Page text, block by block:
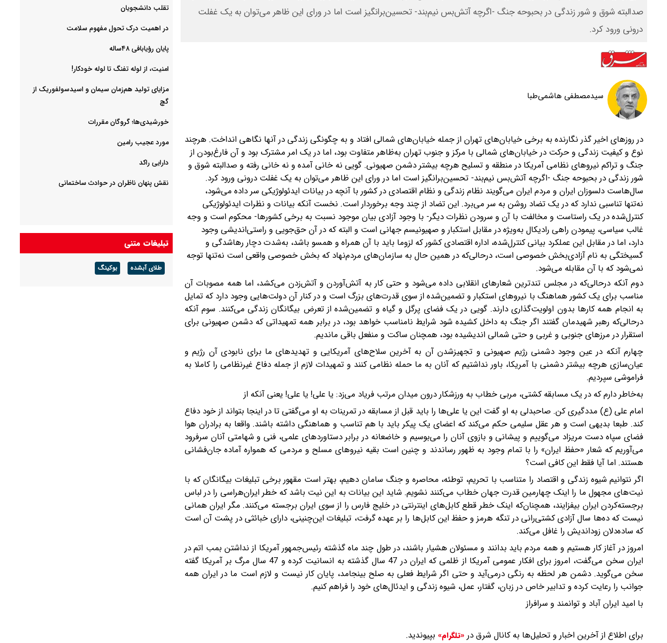
صدالبته شوق و شور زندگی در بحبوحه جنگ -اگرچه آتش‌بس نیم‌بند- تحسین‌برانگیز است اما در ورای این ظاهر می‌توان به یک غفلت
درونی ورود کرد.
سیدمصطفی هاشمی‌طبا
در روزهای اخیر گذر نگارنده به برخی خیابان‌های تهران از جمله خیابان‌های شمالی افتاد و به چگونگی زندگی در آنها نگاهی انداخت. هرچند
نوع و کیفیت زندگی و حرکت در خیابان‌های شمالی با مرکز و جنوب تهران به‌ظاهر متفاوت بود، اما در یک امر مشترک بود و آن فارغ‌بودن از
جنگ و تراکم نیروهای نظامی آمریکا در منطقه و تسلیح هرچه بیشتر دشمن صهیونی. گویی نه خانی آمده و نه خانی رفته و صدالبته شوق و
شور زندگی در بحبوحه جنگ -اگرچه آتش‌بس نیم‌بند- تحسین‌برانگیز است اما در ورای این ظاهر می‌توان به یک غفلت درونی ورود کرد.
سال‌هاست دلسوزان ایران و مردم ایران می‌گویند نظام زندگی و نظام اقتصادی در کشور با آنچه در بیانات ایدئولوژیکی سر داده می‌شود،
نه‌تنها تناسبی ندارد که در یک تضاد روشن به سر می‌برد. این تضاد از چند وجه برخوردار است. نخست آنکه بیانات و نظرات ایدئولوژیکی
کنترل‌شده در یک راستاست و مخالفت با آن و سرودن نظرات دیگر- با وجود آزادی بیان موجود نسبت به برخی کشورها- محکوم است و وجه
غالب سیاسی، پیمودن راهی رادیکال به‌ویژه در مقابل استکبار و صهیونیسم جهانی است و البته که در آن حق‌جویی و راستی‌اندیشی وجود
دارد، اما در مقابل این عملکرد بیانی کنترل‌شده، اداره اقتصادی کشور که لزوما باید با آن همراه و همسو باشد، به‌شدت دچار رهاشدگی و
گسیختگی به نام آزادی‌بخش خصوصی است، در‌حالی‌که در همین حال به سازمان‌های مردم‌نهاد که بخش خصوصی واقعی است نه‌تنها توجه
نمی‌شود که با آن مقابله می‌شود.
دوم آنکه درحالی‌که در مجلس تندترین شعارهای انقلابی داده می‌شود و حتی کار به آتش‌آوردن و آتش‌زدن می‌کشد، اما همه مصوبات آن
مناسب برای یک کشور هماهنگ با نیروهای استکبار و تضمین‌شده از سوی قدرت‌های بزرگ است و در کنار آن دولت‌هایی وجود دارد که تمایل
به انجام همه کارها بدون اولویت‌گذاری دارند. گویی در یک فضای پرگل و گیاه و تضمین‌شده از تعرض بیگانگان زندگی می‌کنند. سوم آنکه
درحالی‌که رهبر شهیدمان گفتند اگر جنگ به داخل کشیده شود شرایط نامناسب خواهد بود، در برابر همه تمهیداتی که دشمن صهیونی برای
استقرار در مرزهای جنوبی و غربی و حتی شمالی اندیشیده بود، همچنان ساکت و منفعل باقی ماندیم.
چهارم آنکه در عین وجود دشمنی رژیم صهیونی و تجهیزشدن آن به آخرین سلاح‌های آمریکایی و تهدیدهای ما برای نابودی آن رژیم و
عیان‌سازی هرچه بیشتر دشمنی با آمریکا، باور نداشتیم که آنان به ما حمله نظامی کنند و تمهیدات لازم از جمله دفاع غیرنظامی را کاملا به
فراموشی سپردیم.
به‌خاطر دارم که در یک مسابقه کشتی، مربی خطاب به ورزشکار درون میدان مرتب فریاد می‌زد: یا علی! یا علی! یعنی آنکه از
امام علی (ع) مددگیری کن. صاحبدلی به او گفت این یا علی‌ها را باید قبل از مسابقه در تمرینات به او می‌گفتی تا در اینجا بتواند از خود دفاع
کند. طبعا بدیهی است و هر عقل سلیمی حکم می‌کند که اعضای یک پیکر باید با هم تناسب و هماهنگی داشته باشند. واقعا به برادران هوا
فضای سپاه دست مریزاد می‌گوییم و پیشانی و بازوی آنان را می‌بوسیم و خاضعانه در برابر دستاوردهای علمی، فنی و شهامتی آنان سرفرود
می‌آوریم که شعار «حفظ ایران» را با تمام وجود به ظهور رساندند و چنین است بقیه نیروهای مسلح و مردمی که همواره آماده جان‌فشانی
هستند. اما آیا فقط این کافی است؟
اگر نتوانیم شیوه زندگی و اقتصاد را متناسب با تحریم، توطئه، محاصره و جنگ سامان دهیم، بهتر است مقهور برخی تبلیغات بیگانگان که با
نیت‌های مجهول ما را اینک چهارمین قدرت جهان خطاب می‌کنند نشویم. شاید این بیانات به این نیت باشد که خطر ایران‌هراسی را در لباس
برجسته‌کردن ایران بیفزایند، همچنان‌که اینک خطر قطع کابل‌های اینترنتی در خلیج فارس را از سوی ایران برجسته می‌کنند. مگر ایران همانی
نیست که ده‌ها سال آزادی کشتی‌رانی در تنگه هرمز و حفظ این کابل‌ها را بر عهده گرفت، تبلیغات این‌چنینی، دارای خبائثی در پشت آن است
که ساده‌دلان زوداندیش را غافل می‌کند.
امروز در آغاز کار هستیم و همه مردم باید بدانند و مسئولان هشیار باشند، در طول چند ماه گذشته رئیس‌جمهور آمریکا از نداشتن بمب اتم در
ایران سخن می‌گفت، امروز برای افکار عمومی آمریکا از ظلمی که ایران در 47 سال گذشته به انسانیت کرده و 47 سال مرگ بر آمریکا گفته
سخن می‌گوید. دشمن هر لحظه به رنگی درمی‌آید و حتی اگر شرایط فعلی به صلح بینجامد، پایان کار نیست و لازم است ما در ایران همه
جوانب را رعایت کرده و تدابیر خاص در زبان، گفتار، عمل، شیوه زندگی و ایدئال‌های خود را فراهم کنیم.
با امید ایران آباد و توانمند و سرافراز
برای اطلاع از آخرین اخبار و تحلیل‌ها به کانال شرق در «تلگرام» بپیوندید.
‌تقلب دانشجویان
در اهمیت درک تحول مفهوم سلامت
پایان رؤیابافی ۴۸ساله
امنیت، از لوله تفنگ تا ‌لوله خودکار!
مزایای تولید هم‌زمان سیمان و اسیدسولفوریک از
گچ
خورشیدی‌ها؛ گروگان مقررات
مورد عجیب رامین
دارایی راکد
نقش پنهان ناظران در حوادث ساختمانی
تبلیغات متنی
طلای آبشده بوکینگ